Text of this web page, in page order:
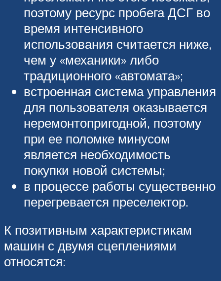
поэтому ресурс пробега ДСГ во
время интенсивного
использования считается ниже,
чем у «механики» либо
традиционного «автомата»;
встроенная система управления
для пользователя оказывается
неремонтопригодной, поэтому
при ее поломке минусом
является необходимость
покупки новой системы;
в процессе работы существенно
перегревается преселектор.
К позитивным характеристикам
машин с двумя сцеплениями
относятся: